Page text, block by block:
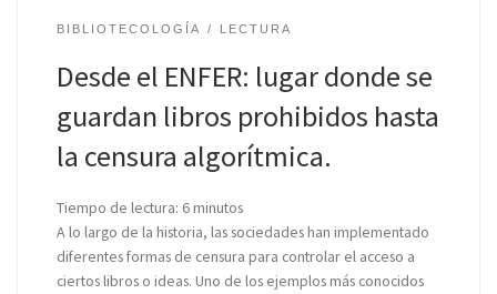
BIBLIOTECOLOGÍA LECTURA
Desde el ENFER: lugar donde se
guardan libros prohibidos hasta
la censura algorítmica.
Tiempo de lectura: 6minutos
A lo largo de la historia, las sociedades han implementado
diferentes formas de censura para controlar el acceso a
ciertos libros o ideas. Uno de los ejemplos más conocidos